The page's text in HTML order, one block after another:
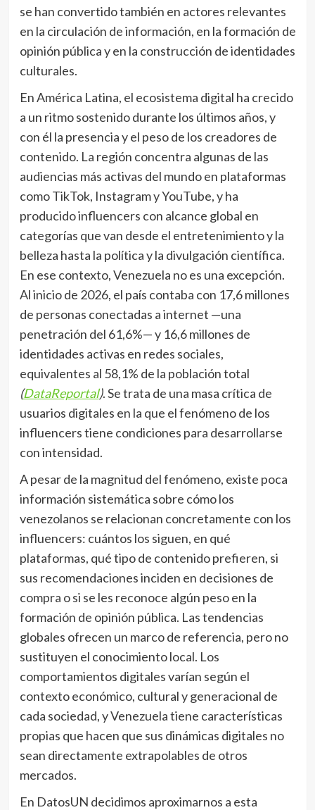
se han convertido también en actores relevantes
en la circulación de información, en la formación de
opinión pública y en la construcción de identidades
culturales.
En América Latina, el ecosistema digital ha crecido
a un ritmo sostenido durante los últimos años, y
con él la presencia y el peso de los creadores de
contenido. La región concentra algunas de las
audiencias más activas del mundo en plataformas
como TikTok, Instagram y YouTube, y ha
producido influencers con alcance global en
categorías que van desde el entretenimiento y la
belleza hasta la política y la divulgación científica.
En ese contexto, Venezuela no es una excepción.
Al inicio de 2026, el país contaba con 17,6 millones
de personas conectadas a internet —una
penetración del 61,6%— y 16,6 millones de
identidades activas en redes sociales,
equivalentes al 58,1% de la población total
(DataReportal). Se trata de una masa crítica de
usuarios digitales en la que el fenómeno de los
influencers tiene condiciones para desarrollarse
con intensidad.
A pesar de la magnitud del fenómeno, existe poca
información sistemática sobre cómo los
venezolanos se relacionan concretamente con los
influencers: cuántos los siguen, en qué
plataformas, qué tipo de contenido prefieren, si
sus recomendaciones inciden en decisiones de
compra o si se les reconoce algún peso en la
formación de opinión pública. Las tendencias
globales ofrecen un marco de referencia, pero no
sustituyen el conocimiento local. Los
comportamientos digitales varían según el
contexto económico, cultural y generacional de
cada sociedad, y Venezuela tiene características
propias que hacen que sus dinámicas digitales no
sean directamente extrapolables de otros
mercados.
En DatosUN decidimos aproximarnos a esta